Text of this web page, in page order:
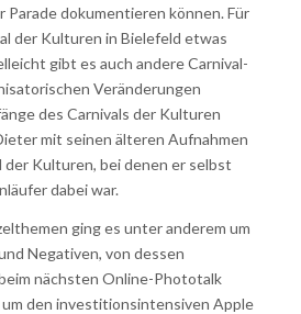
Parade dokumentieren können. Für
der Kulturen in Bielefeld etwas
gibt es auch andere Carnival-
Veränderungen
des Carnivals der Kulturen
mit seinen älteren Aufnahmen
der Kulturen, bei denen er selbst
dabei war.
ging es unter anderem um
Negativen, von dessen
nächsten Online-Phototalk
den investitionsintensiven Apple